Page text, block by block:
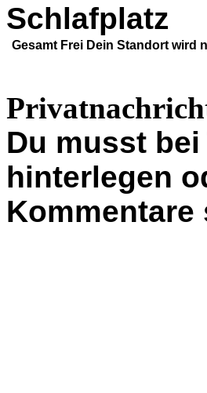
Schlafplatz
Gesamt Frei Dein Standort wird
Du musst
hinterlegen